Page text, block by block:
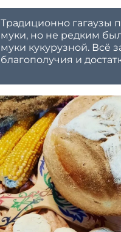
Традиционно гагаузы
муки, но не редким
муки кукурузной. Всё
благополучия и